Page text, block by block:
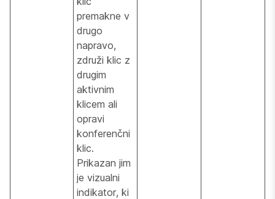
premakne v
drugo
napravo,
združi klic z
drugim
aktivnim
klicem ali
opravi
konferenčni
klic.
Prikazan jim
je vizualni
indikator, ki